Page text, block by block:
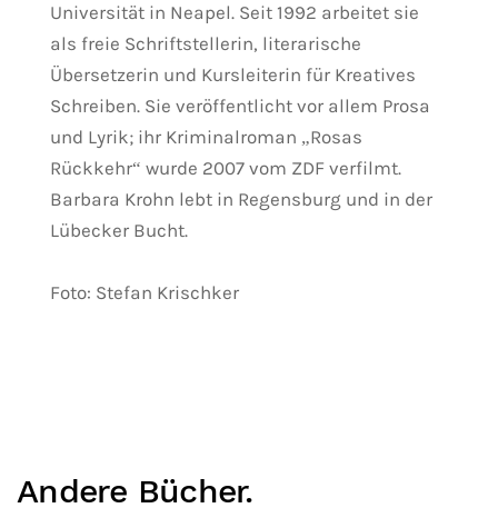
Universität in Neapel. Seit 1992 arbeitet sie
als freie Schriftstellerin, literarische
Übersetzerin und Kursleiterin für Kreatives
Schreiben. Sie veröffentlicht vor allem Prosa
und Lyrik; ihr Kriminalroman „Rosas
Rückkehr“ wurde 2007 vom ZDF verfilmt.
Barbara Krohn lebt in Regensburg und in der
Lübecker Bucht.
Foto: Stefan Krischker
Andere Bücher.